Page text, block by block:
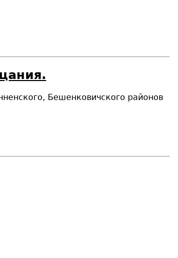
Бешенковичского районов